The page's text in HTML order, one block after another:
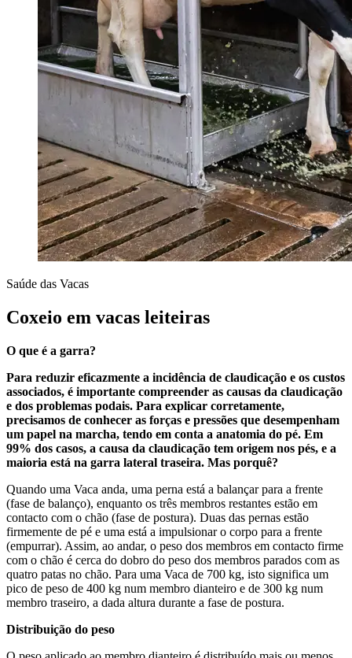
Saúde das Vacas
Coxeio em vacas leiteiras
O que é a garra?
Para reduzir eficazmente a incidência de claudicação e os custos
associados, é importante compreender as causas da claudicação
e dos problemas podais. Para explicar corretamente,
precisamos de conhecer as forças e pressões que desempenham
um papel na marcha, tendo em conta a anatomia do pé. Em
99% dos casos, a causa da claudicação tem origem nos pés, e a
maioria está na garra lateral traseira. Mas porquê?
Quando uma Vaca anda, uma perna está a balançar para a frente
(fase de balanço), enquanto os três membros restantes estão em
contacto com o chão (fase de postura). Duas das pernas estão
firmemente de pé e uma está a impulsionar o corpo para a frente
(empurrar). Assim, ao andar, o peso dos membros em contacto firme
com o chão é cerca do dobro do peso dos membros parados com as
quatro patas no chão. Para uma Vaca de 700 kg, isto significa um
pico de peso de 400 kg num membro dianteiro e de 300 kg num
membro traseiro, a dada altura durante a fase de postura.
Distribuição do peso